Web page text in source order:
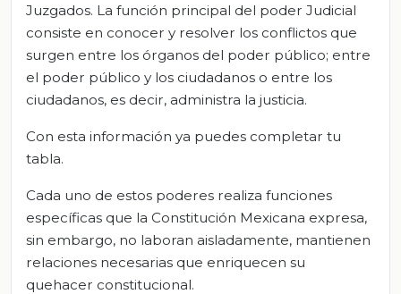
Juzgados. La función principal del poder Judicial
consiste en conocer y resolver los conflictos que
surgen entre los órganos del poder público; entre
el poder público y los ciudadanos o entre los
ciudadanos, es decir, administra la justicia.
Con esta información ya puedes completar tu
tabla.
Cada uno de estos poderes realiza funciones
específicas que la Constitución Mexicana expresa,
sin embargo, no laboran aisladamente, mantienen
relaciones necesarias que enriquecen su
quehacer constitucional.